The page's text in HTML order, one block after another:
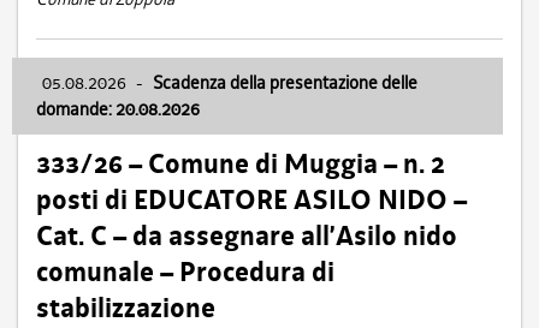
05.08.2026 - Scadenza della presentazione delle
domande: 20.08.2026
333/26 – Comune di Muggia – n. 2
posti di EDUCATORE ASILO NIDO –
Cat. C – da assegnare all’Asilo nido
comunale – Procedura di
stabilizzazione